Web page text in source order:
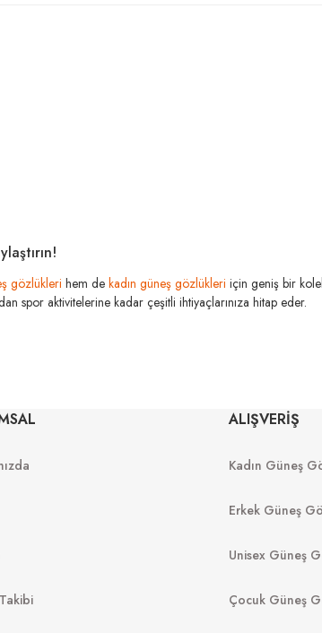
SLASTIK
gözlükleri hem de kadın güneş gözlükleri için geniş bir
spor aktivitelerine kadar çeşitli ihtiyaçlarınıza hitap eder.
ALIŞVERİŞ
Kadın Güneş
Erkek Güneş
Unisex Güneş
Çocuk Güneş